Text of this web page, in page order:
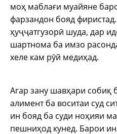
моҳ маблағи муайяне
фарзандон бояд
ҳуҷҷатгузорӣ шуда, дар
шартнома ба имзо
хеле кам рӯй медиҳад.
Агар зану шавҳари собиқ
алимент ба воситаи суд
ин бояд ба суди ноҳияи
пешниҳод кунед. Барои